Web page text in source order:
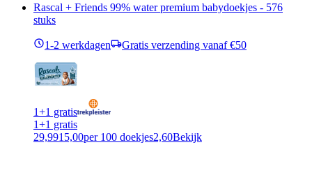
Rascal + Friends 99% water premium babydoekjes - 576
stuks
1-2 werkdagen Gratis verzending vanaf €50
1+1 gratis
1+1 gratis
29,9915,00per 100 doekjes2,60Bekijk